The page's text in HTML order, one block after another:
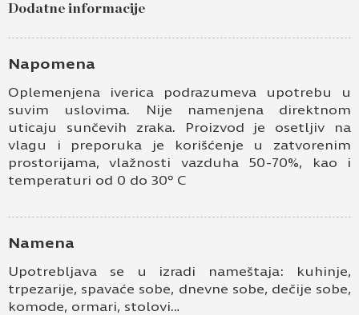
Kontakt e-pošta
Kontakt telefon
Prihvatam
Prijavljujem se za vesti i obaveštenja putem
elektronske pošte.
Dodatne informacije
Napomena
Oplemenjena iverica podrazumeva upotrebu u
suvim uslovima. Nije namenjena direktnom
uticaju sunčevih zraka. Proizvod je osetljiv na
vlagu i preporuka je korišćenje u zatvorenim
prostorijama, vlažnosti vazduha 50-70%, kao i
temperaturi od 0 do 30º C
Namena
Upotrebljava se u izradi nameštaja: kuhinje,
trpezarije, spavaće sobe, dnevne sobe, dečije sobe,
komode, ormari, stolovi…